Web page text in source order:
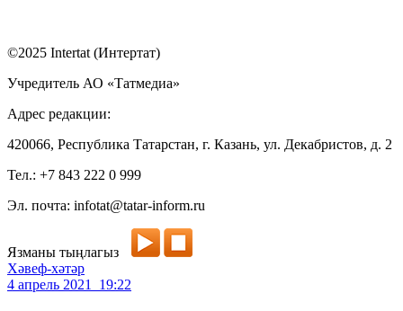
©2025 Intertat (Интертат)
Учредитель АО «Татмедиа»
Адрес редакции:
420066, Республика Татарстан, г. Казань, ул. Декабристов, д. 2
Тел.: +7 843 222 0 999
Эл. почта: infotat@tatar-inform.ru
Язманы тыңлагыз
Хәвеф-хәтәр
4 апрель 2021 19:22